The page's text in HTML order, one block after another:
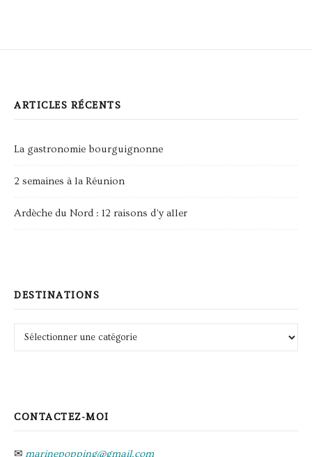
ARTICLES RÉCENTS
La gastronomie bourguignonne
2 semaines à la Réunion
Ardèche du Nord : 12 raisons d’y aller
DESTINATIONS
Destinations
CONTACTEZ-MOI
✉ marinepopping@gmail.com